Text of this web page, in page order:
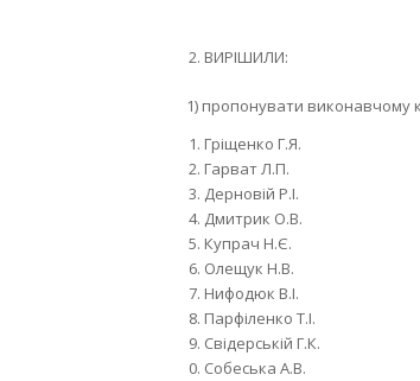
ВИРІШИЛИ:
1) пропонувати виконавчому
Гріщенко Г.Я.
Гарват Л.П.
Дерновій Р.І.
Дмитрик О.В.
Купрач Н.Є.
Олещук Н.В.
Нифодюк В.І.
Парфіленко Т.І.
Свідерській Г.К.
Собеська А.В.